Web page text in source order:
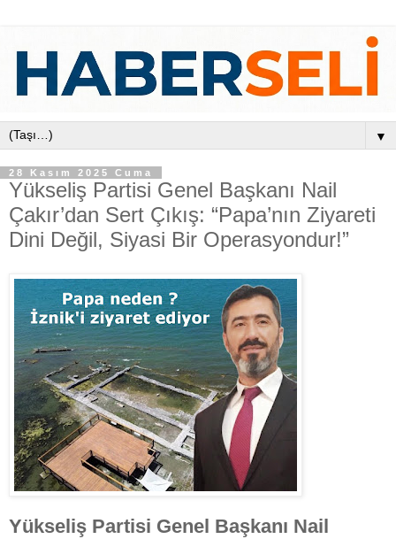
▼
28 Kasım 2025 Cuma
Yükseliş Partisi Genel Başkanı Nail
Çakır’dan Sert Çıkış: “Papa’nın Ziyareti
Dini Değil, Siyasi Bir Operasyondur!”
Yükseliş Partisi Genel Başkanı Nail